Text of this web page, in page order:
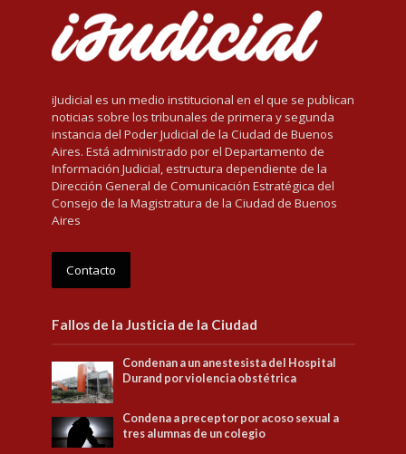
iJudicial es un medio institucional en el que se publican
noticias sobre los tribunales de primera y segunda
instancia del Poder Judicial de la Ciudad de Buenos
Aires. Está administrado por el Departamento de
Información Judicial, estructura dependiente de la
Dirección General de Comunicación Estratégica del
Consejo de la Magistratura de la Ciudad de Buenos
Aires
Contacto
Fallos de la Justicia de la Ciudad
Condenan a un anestesista del Hospital
Durand por violencia obstétrica
Condena a preceptor por acoso sexual a
tres alumnas de un colegio